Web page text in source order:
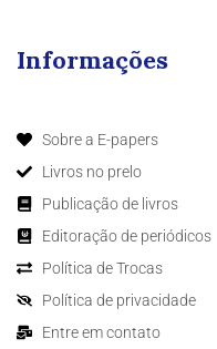
Informações
Sobre a E-papers
Livros no prelo
Publicação de livros
Editoração de periódicos
Política de Trocas
Política de privacidade
Entre em contato